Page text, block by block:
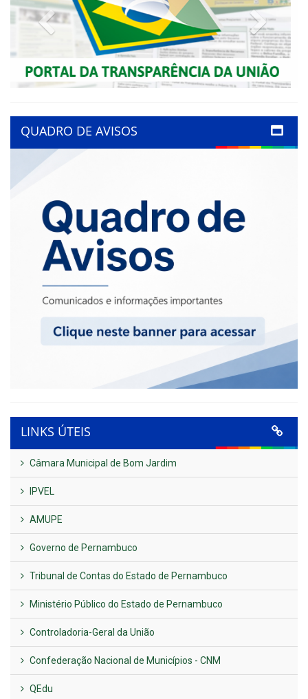
Previous Next
QUADRO DE AVISOS
LINKS ÚTEIS
Câmara Municipal de Bom Jardim
IPVEL
AMUPE
Governo de Pernambuco
Tribunal de Contas do Estado de Pernambuco
Ministério Público do Estado de Pernambuco
Controladoria-Geral da União
Confederação Nacional de Municípios - CNM
QEdu